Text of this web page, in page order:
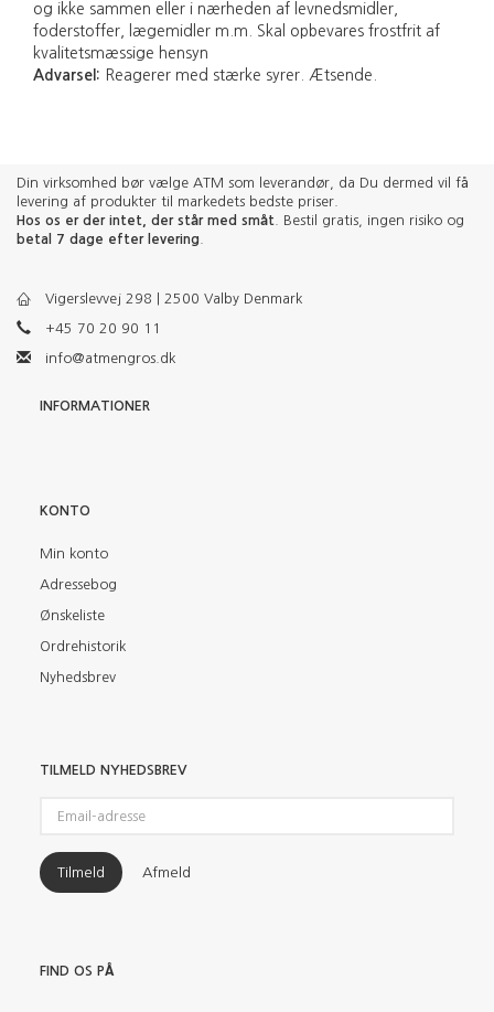
og ikke sammen eller i nærheden af levnedsmidler,
foderstoffer, lægemidler m.m. Skal opbevares frostfrit af
kvalitetsmæssige hensyn
Advarsel: Reagerer med stærke syrer. Ætsende.
Din virksomhed bør vælge ATM som leverandør, da Du dermed vil få
levering af produkter til markedets bedste priser.
Hos os er der intet, der står med småt . Bestil gratis, ingen risiko og
betal 7 dage efter levering
Vigerslevvej 298 | 2500 Valby Denmark
+45 70 20 90 11
info@atmengros.dk
INFORMATIONER
KONTO
Min konto
Adressebog
Ønskeliste
Ordrehistorik
Nyhedsbrev
TILMELD NYHEDSBREV
adresse
Tilmeld Afmeld
FIND OS PÅ